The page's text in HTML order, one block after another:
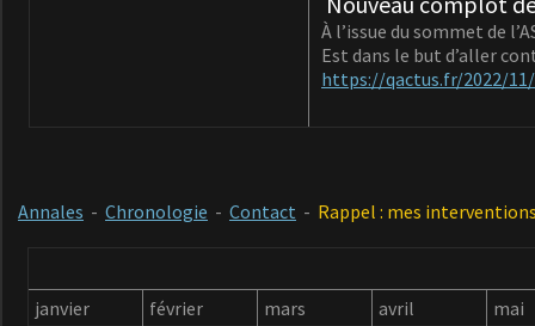
À l’issue du sommet de
Est dans le but d’aller
https://qactus.fr/2022/
Annales - Chronologie - Contact - Rappel : mes
janvier février mars avril
mai